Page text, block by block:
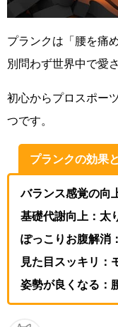
プランクは「腰を痛
別問わず世界中で愛
初心からプロスポー
つです。
プランクの効果
バランス感覚の向
基礎代謝向上：太
ぽっこりお腹解消
見た目スッキリ：
姿勢が良くなる：